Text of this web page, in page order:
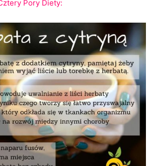
Pory Diety: